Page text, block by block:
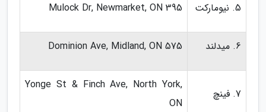
5. نیومارکت 395 Mulock Dr, Newmarket, ON
6. میدلند 575 Dominion Ave, Midland, ON
7. فینچ
Yonge St & Finch Ave, North York,
ON